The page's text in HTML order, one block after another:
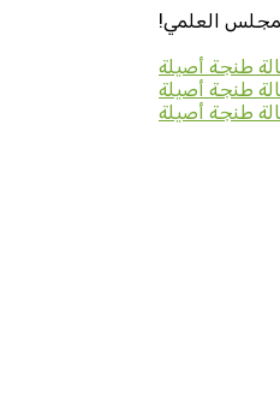
العلمي!